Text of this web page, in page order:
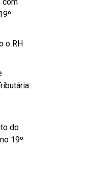
o RH
do
19º